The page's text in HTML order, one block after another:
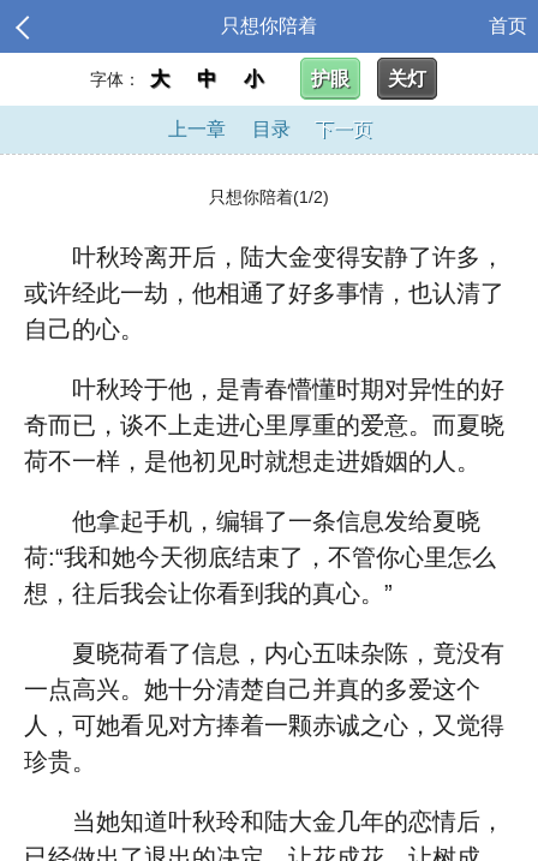
只想你陪着 首页
字体： 大 中 小 护眼 关灯
上一章 目录 下一页
只想你陪着(1/2)
叶秋玲离开后，陆大金变得安静了许多，
或许经此一劫，他相通了好多事情，也认清了
自己的心。
叶秋玲于他，是青春懵懂时期对异性的好
奇而已，谈不上走进心里厚重的爱意。而夏晓
荷不一样，是他初见时就想走进婚姻的人。
他拿起手机，编辑了一条信息发给夏晓
荷:“我和她今天彻底结束了，不管你心里怎么
想，往后我会让你看到我的真心。”
夏晓荷看了信息，内心五味杂陈，竟没有
一点高兴。她十分清楚自己并真的多爱这个
人，可她看见对方捧着一颗赤诚之心，又觉得
珍贵。
当她知道叶秋玲和陆大金几年的恋情后，